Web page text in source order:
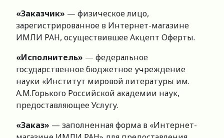
«Заказчик» — физическое лицо,
зарегистрированное в Интернет-магазине
ИМЛИ РАН, осуществившее Акцепт Оферты.
«Исполнитель» — федеральное
государственное бюджетное учреждение
науки «Институт мировой литературы им.
А.М.Горького Российской академии наук,
предоставляющее Услугу.
«Заказ» — заполненная форма в «Интернет-